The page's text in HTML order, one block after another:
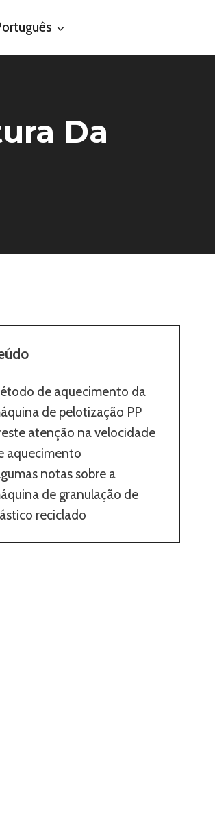
Da
de aquecimento da
de pelotização PP
atenção na velocidade
aquecimento
notas sobre a
de granulação de
reciclado